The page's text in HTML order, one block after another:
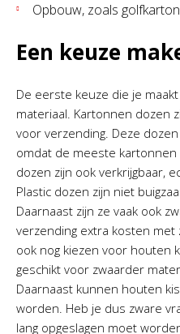
Opbouw, zoals
Een keuze
De eerste keuze die je
materiaal. Kartonnen dozen
voor verzending. Deze
omdat de meeste kartonnen
dozen zijn ook verkrijgbaar,
Plastic dozen zijn niet
Daarnaast zijn ze vaak ook
verzending extra kosten met
ook nog kiezen voor houten
geschikt voor zwaarder
Daarnaast kunnen houten
worden. Heb je dus zware
lang opgeslagen moet